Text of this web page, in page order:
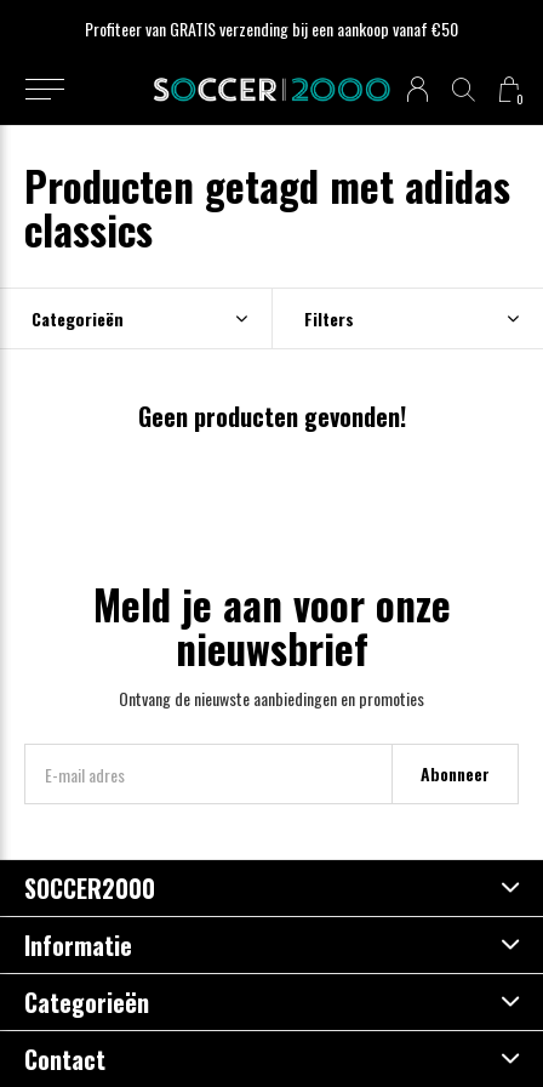
0
Profiteer van GRATIS verzending bij een aankoop vanaf €50
Producten getagd met adidas
classics
Categorieën Filters
Geen producten gevonden!
Meld je aan voor onze
nieuwsbrief
Ontvang de nieuwste aanbiedingen en promoties
Abonneer
SOCCER2000
Informatie
Categorieën
Contact